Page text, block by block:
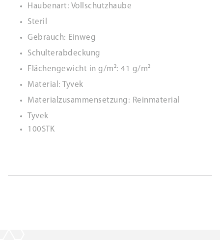
Haubenart: Vollschutzhaube
Steril
Gebrauch: Einweg
Schulterabdeckung
Flächengewicht in g/m²: 41 g/m²
Material: Tyvek
Materialzusammensetzung: Reinmaterial
Tyvek
100STK